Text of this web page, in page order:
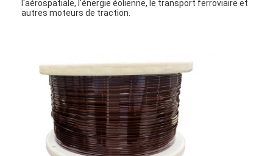
l'aérospatiale, l'énergie éolienne, le transport ferroviaire et
autres moteurs de traction.